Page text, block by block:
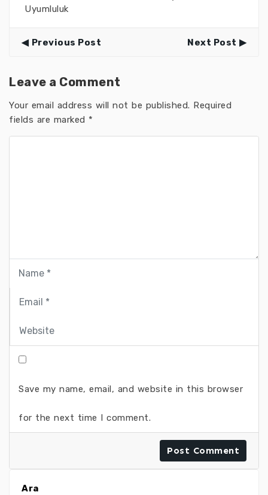
Uyumluluk
Previous Post Next Post
Leave a Comment
Your email address will not be published. Required
fields are marked *
Save my name, email, and website in this browser
for the next time I comment.
Ara